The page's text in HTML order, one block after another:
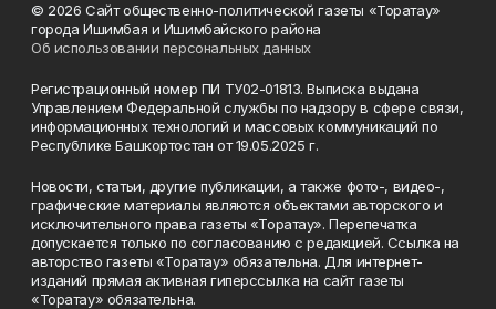
© 2026 Сайт общественно-политической газеты «Торатау»
города Ишимбая и Ишимбайского района
Об использовании персональных данных
Регистрационный номер ПИ ТУ02-01813. Выписка выдана
Управлением Федеральной службы по надзору в сфере связи,
информационных технологий и массовых коммуникаций по
Республике Башкортостан от 19.05.2025 г.
Новости, статьи, другие публикации, а также фото-, видео-,
графические материалы являются объектами авторского и
исключительного права газеты «Торатау». Перепечатка
допускается только по согласованию с редакцией. Ссылка на
авторство газеты «Торатау» обязательна. Для интернет-
изданий прямая активная гиперссылка на сайт газеты
«Торатау» обязательна.